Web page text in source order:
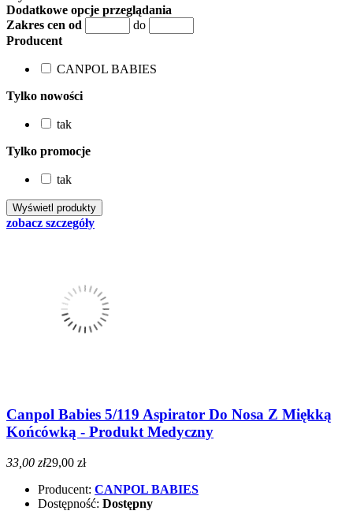
Dodatkowe opcje przeglądania
Zakres cen od
do
Producent
CANPOL BABIES
Tylko nowości
tak
Tylko promocje
tak
zobacz szczegóły
Canpol Babies 5/119 Aspirator Do Nosa Z Miękką
Końcówką - Produkt Medyczny
33,00 zł29,00 zł
Producent: CANPOL BABIES
Dostępność: Dostępny